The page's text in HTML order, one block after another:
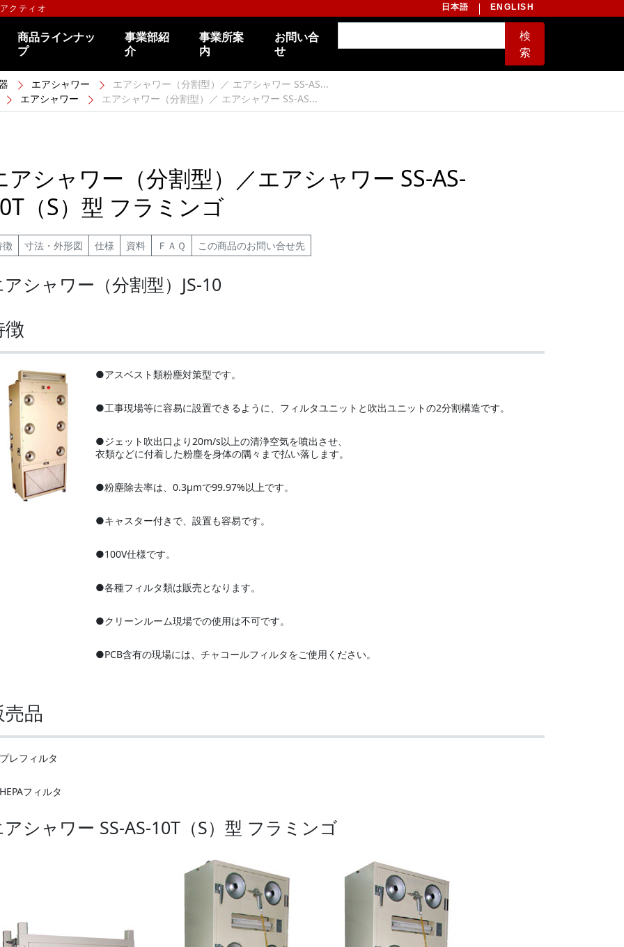
クティオ 日本語 ENGLISH
商品ラインナッ
プ
事業部紹
介
事業所案
内
お問い合
せ
検
索
エアシャワー
エアシャワー（分割型）／ エアシャワー SS-AS...
エアシャワー
エアシャワー（分割型）／ エアシャワー SS-AS...
アシャワー（分割型）／エアシャワー SS-AS-
（S）型 フラミンゴ
徴 寸法・外形図 仕様 資料 ＦＡＱ この商品のお問い合せ先
シャワー（分割型）JS-10
徴
●アスベスト類粉塵対策型です。
●工事現場等に容易に設置できるように、フィルタユニットと吹出ユニットの2分割構造です。
●ジェット吹出口より20m/s以上の清浄空気を噴出させ、
衣類などに付着した粉塵を身体の隅々まで払い落します。
●粉塵除去率は、0.3μmで99.97%以上です。
●キャスター付きで、設置も容易です。
●100V仕様です。
●各種フィルタ類は販売となります。
●クリーンルーム現場での使用は不可です。
●PCB含有の現場には、チャコールフィルタをご使用ください。
売品
レフィルタ
フィルタ
シャワー SS-AS-10T（S）型 フラミンゴ